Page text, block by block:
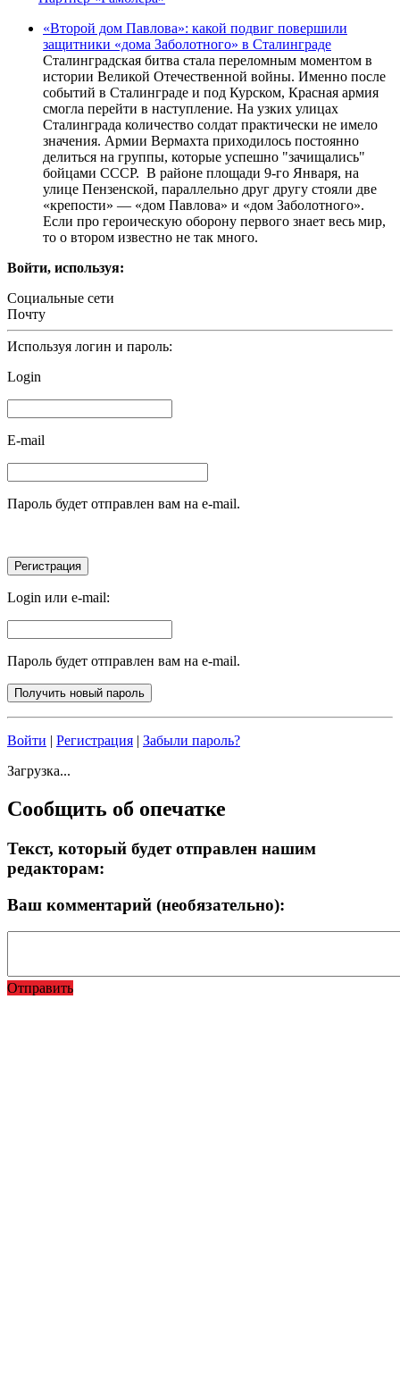
«Второй дом Павлова»: какой подвиг повершили
защитники «дома Заболотного» в Сталинграде
Сталинградская битва стала переломным моментом в
истории Великой Отечественной войны. Именно после
событий в Сталинграде и под Курском, Красная армия
смогла перейти в наступление. На узких улицах
Сталинграда количество солдат практически не имело
значения. Армии Вермахта приходилось постоянно
делиться на группы, которые успешно "зачищались"
бойцами СССР. В районе площади 9-го Января, на
улице Пензенской, параллельно друг другу стояли две
«крепости» — «дом Павлова» и «дом Заболотного».
Если про героическую оборону первого знает весь мир,
то о втором известно не так много.
Войти, используя:
Социальные сети
Почту
Используя логин и пароль:
Login
E-mail
Пароль будет отправлен вам на e-mail.
Login или e-mail:
Пароль будет отправлен вам на e-mail.
Войти | Регистрация | Забыли пароль?
Загрузка...
Сообщить об опечатке
Текст, который будет отправлен нашим
редакторам:
Ваш комментарий (необязательно):
Отправить